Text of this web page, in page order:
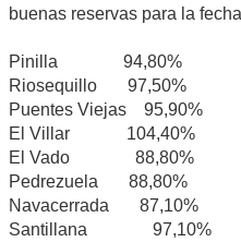
buenas reservas para la
Pinilla 94,80%
Riosequillo 97,50%
Puentes Viejas 95,90%
El Villar 104,40%
El Vado 88,80%
Pedrezuela 88,80%
Navacerrada 87,10%
Santillana 97,10%